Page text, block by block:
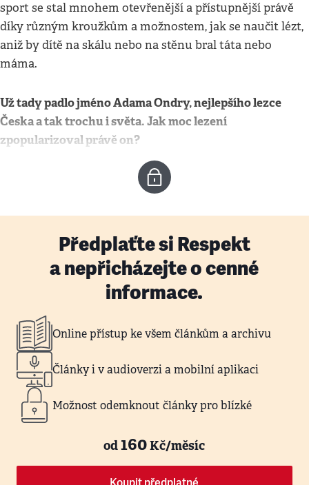
sport se stal mnohem otevřenější a přístupnější právě
díky různým kroužkům a možnostem, jak se naučit lézt,
aniž by dítě na skálu nebo na stěnu bral táta nebo
máma.
Už tady padlo jméno Adama Ondry, nejlepšího lezce
Česka a tak trochu i světa. Jak moc lezení
zpopularizoval právě on?
Předplaťte si Respekt
a nepřicházejte o cenné
informace.
Online přístup ke všem článkům a archivu
Články i v audioverzi a mobilní aplikaci
Možnost odemknout články pro blízké
od160Kč/měsíc